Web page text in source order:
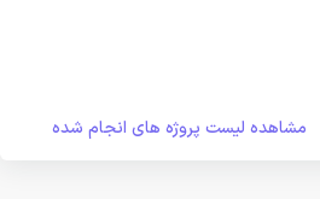
مشاهده لیست پروژه های انجام شده